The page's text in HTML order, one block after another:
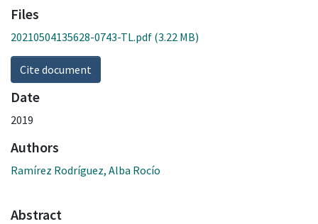
Files
20210504135628-0743-TL.pdf (3.22 MB)
Cite document
Date
2019
Authors
Ramírez Rodríguez, Alba Rocío
Abstract